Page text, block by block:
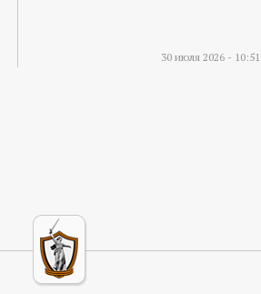
30 июля 2026 - 10:51